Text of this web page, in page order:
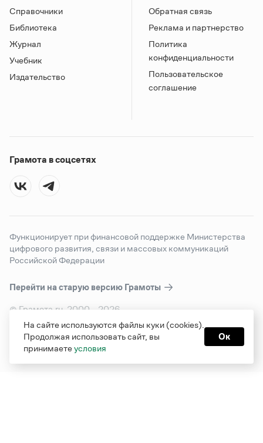
Справочники
Библиотека
Журнал
Учебник
Издательство
Обратная связь
Реклама и партнерство
Политика
конфиденциальности
Пользовательское
соглашение
Грамота в соцсетях
Функционирует при финансовой поддержке Министерства
цифрового развития, связи и массовых коммуникаций
Российской Федерации
Перейти на старую версию Грамоты
© Грамота.ru, 2000 – 2026
Свидетельство о регистрации СМИ: ЭЛ № ФС 77 - 84700,
выдано 10.02.2023
Дизайн — Мария Екимова /
Мотка
На сайте используются файлы куки (cookies).
Продолжая использовать сайт, вы
принимаетеусловия
Ок